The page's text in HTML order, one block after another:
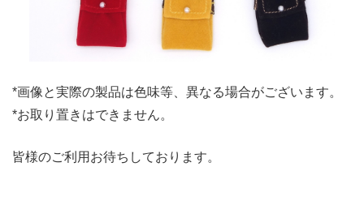
*画像と実際の製品は色味等、異なる場合がございます。
*お取り置きはできません。
皆様のご利用お待ちしております。